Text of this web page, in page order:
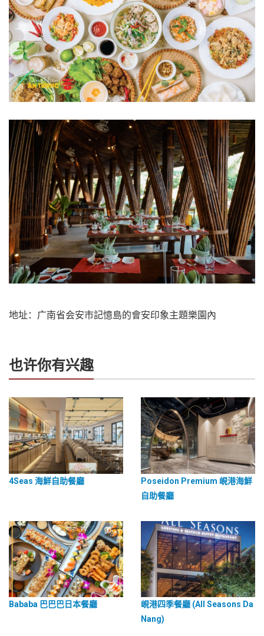
地址：广南省会安市記憶島的會安印象主題樂園內
也许你有兴趣
4Seas 海鮮自助餐廳
Poseidon Premium 峴港海鮮
自助餐廳
Bababa 巴巴巴日本餐廳
峴港四季餐廳 (All Seasons Da
Nang)